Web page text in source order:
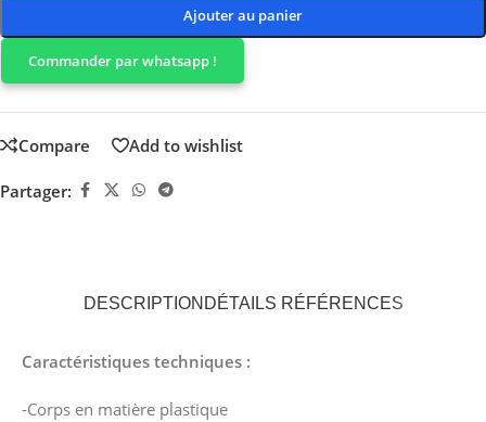
Ajouter au panier
Commander par whatsapp !
Compare Add to wishlist
Partager:
DESCRIPTION DÉTAILS RÉFÉRENCES
Caractéristiques techniques :
-Corps en matière plastique